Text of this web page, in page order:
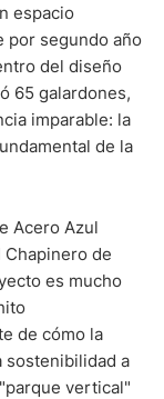
espacio
por segundo año
del diseño
65 galardones,
imparable: la
de la
Acero Azul
Chapinero de
es mucho
de cómo la
sostenibilidad a
vertical"